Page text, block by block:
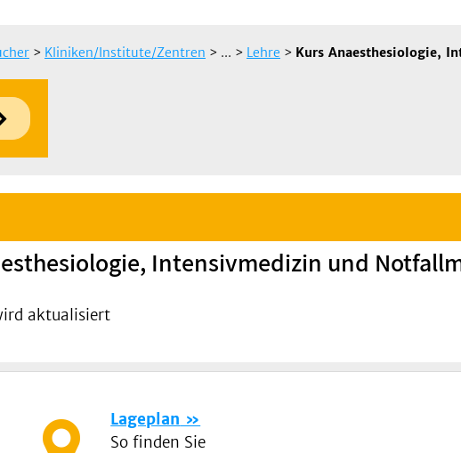
> Kliniken/Institute/Zentren > ... > Lehre > Kurs Anaesthesiologie,
Intensivmedizin und
aktualisiert
Lageplan
So finden Sie